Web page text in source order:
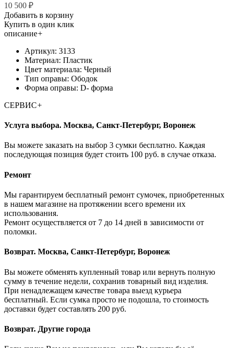
10 500 ₽
Добавить в корзину
Купить в один клик
описание+
Артикул: 3133
Материал: Пластик
Цвет материала: Черный
Тип оправы: Ободок
Форма оправы: D- форма
СЕРВИС+
Услуга выбора. Москва, Санкт-Петербург, Воронеж
Вы можете заказать на выбор 3 сумки бесплатно. Каждая
последующая позиция будет стоить 100 руб. в случае отказа.
Ремонт
Мы гарантируем бесплатный ремонт сумочек, приобретенных
в нашем магазине на протяжении всего времени их
использования.
Ремонт осуществляется от 7 до 14 дней в зависимости от
поломки.
Возврат. Москва, Санкт-Петербург, Воронеж
Вы можете обменять купленный товар или вернуть полную
сумму в течение недели, сохранив товарный вид изделия.
При ненадлежащем качестве товара выезд курьера
бесплатный. Если сумка просто не подошла, то стоимость
доставки будет составлять 200 руб.
Возврат. Другие города